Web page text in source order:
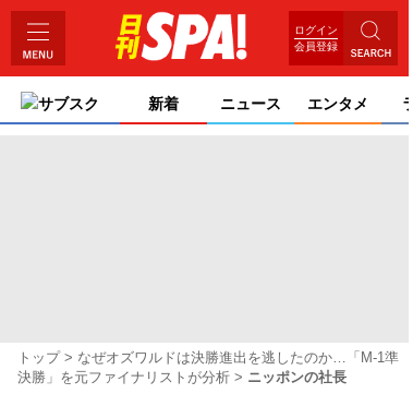
ログイン
会員登録
サブスク 新着 ニュース エンタメ
トップ
なぜオズワルドは決勝進出を逃したのか…「M-1準
決勝」を元ファイナリストが分析
ニッポンの社長